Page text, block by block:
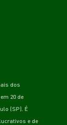
dos
20 de
(SP). É
e de